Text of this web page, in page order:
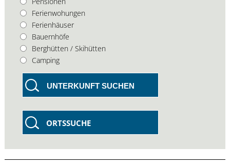
Ferienwohungen
Ferienhäuser
Bauernhöfe
Berghütten / Skihütten
Camping
UNTERKUNFT SUCHEN
ORTSSUCHE